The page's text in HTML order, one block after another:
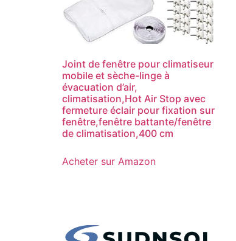
Joint de fenêtre pour climatiseur
mobile et sèche-linge à
évacuation d’air,
climatisation,Hot Air Stop avec
fermeture éclair pour fixation sur
fenêtre,fenêtre battante/fenêtre
de climatisation,400 cm
Acheter sur Amazon